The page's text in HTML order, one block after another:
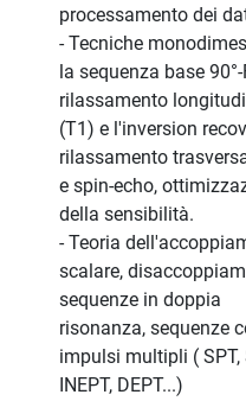
processamento dei
- Tecniche
la sequenza base 90°-
rilassamento
(T1) e l'inversion
rilassamento
e spin-echo,
della sensibilità.
- Teoria
scalare,
sequenze in doppia
risonanza, sequenze
impulsi multipli ( SPT,
INEPT, DEPT...)